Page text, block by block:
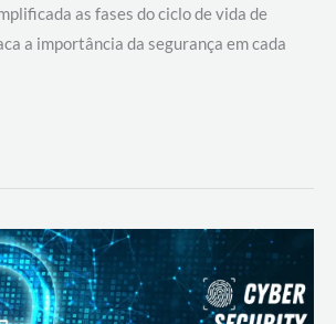
as fases do ciclo de vida de
a importância da segurança em cada